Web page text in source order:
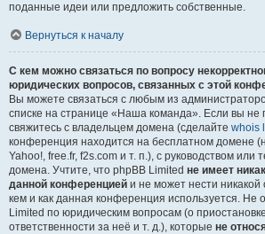
поданные идеи или предложить собственные.
Вернуться к началу
С кем можно связаться по вопросу
юридических вопросов, связанных с этой
Вы можете связаться с любым из
списке на странице «Наша команда». Если вы не
свяжитесь с владельцем домена (сделайте whois
конференция находится на бесплатном домене
Yahoo!, free.fr, f2s.com и т. п.), с руководством или
домена. Учтите, что phpBB Limited не имеет
данной конференцией и не может нести никакой
кем и как данная конференция используется. Не
Limited по юридическим вопросам (о
ответственности за неё и т. д.), которые не